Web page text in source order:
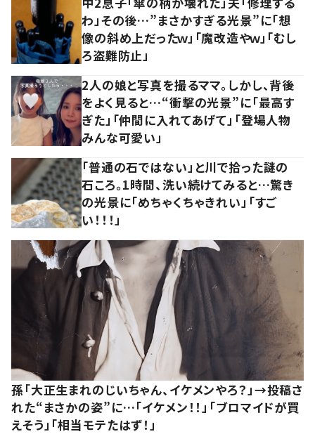
わ」その後…”まさかすぎる光景”に「想
像の斜め上だったｗ」「魔改造やｗ」「むし
ろ盗難防止」
2人の娘と写真を撮るママ。しかし、背後
をよく見ると…“衝撃の光景”に「最高す
ぎた」「仲間に入れてあげて」「登場人物
みんな可愛い」
「普通の石ではない」と川で拾った謎の
石ころ。1時間、洗い続けてみると…驚き
の光景に「めちゃくちゃきれい」「すご
い！！！」
孫「大正生まれのじいちゃん、イケメンやろ？」→投稿さ
れた“まさかの姿”に…「イケメン！！」「ブロマイドが買
えそう」「相当モテたはず！」